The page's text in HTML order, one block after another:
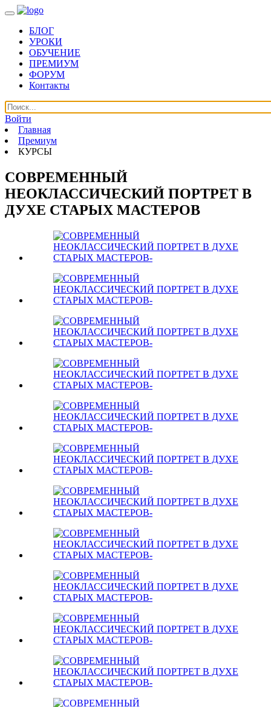
БЛОГ
УРОКИ
ОБУЧЕНИЕ
ПРЕМИУМ
ФОРУМ
Контакты
Войти
Главная
Премиум
КУРСЫ
СОВРЕМЕННЫЙ
НЕОКЛАССИЧЕСКИЙ ПОРТРЕТ В
ДУХЕ СТАРЫХ МАСТЕРОВ